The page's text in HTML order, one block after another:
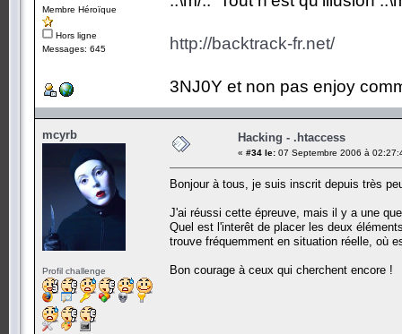
Membre Héroïque
Hors ligne
Messages: 645
http://backtrack-fr.net/
3NJ0Y et non pas enjoy
mcyrb
Profil challenge
Hacking - .htaccess
« #34 le: 07 Septembre 2006 à
Bonjour à tous, je suis inscrit depuis très
J'ai réussi cette épreuve, mais il y a une
Quel est l'interêt de placer les deux
trouve fréquemment en situation réelle, où
Bon courage à ceux qui cherchent encore !